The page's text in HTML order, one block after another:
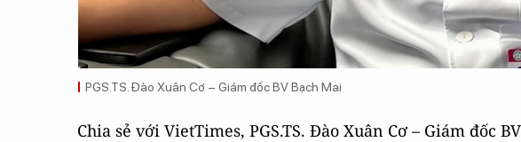
PGS.TS. Đào Xuân Cơ – Giám đốc BV Bạch Mai
Chia sẻ với VietTimes, PGS.TS. Đào Xuân Cơ – Giám đốc